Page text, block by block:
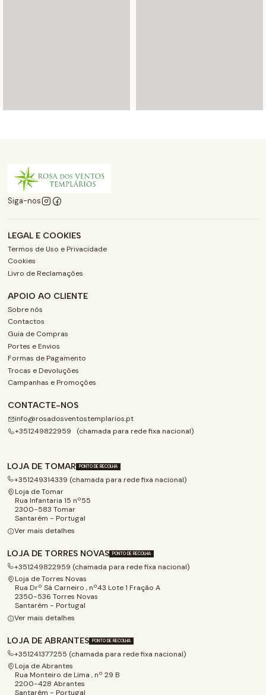
Siga-nos
LEGAL E COOKIES
Termos de Uso e Privacidade
Cookies
Livro de Reclamações
APOIO AO CLIENTE
Sobre nós
Contactos
Guia de Compras
Portes e Envios
Formas de Pagamento
Trocas e Devoluções
Campanhas e Promoções
CONTACTE-NOS
info@rosadosventostemplarios.pt
+351249822959 (chamada para rede fixa nacional)
LOJA DE TOMAR PONTO DE RECOLHA
+351249314339 (chamada para rede fixa nacional)
Loja de Tomar
Rua Infantaria 15 nº55
2300-583 Tomar
Santarém - Portugal
Ver mais detalhes
LOJA DE TORRES NOVAS PONTO DE RECOLHA
+351249822959 (chamada para rede fixa nacional)
Loja de Torres Novas
Rua Drº Sá Carneiro , nº43 Lote 1 Fração A
2350-536 Torres Novas
Santarém - Portugal
Ver mais detalhes
LOJA DE ABRANTES PONTO DE RECOLHA
+351241377255 (chamada para rede fixa nacional)
Loja de Abrantes
Rua Monteiro de Lima , nº 29 B
2200-428 Abrantes
Santarém - Portugal